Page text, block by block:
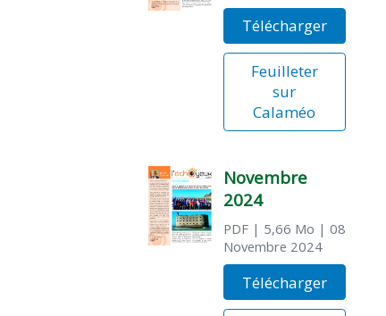
Télécharger
Feuilleter
sur
Calaméo
Novembre
2024
PDF| 5,66 Mo | 08
Novembre 2024
Télécharger